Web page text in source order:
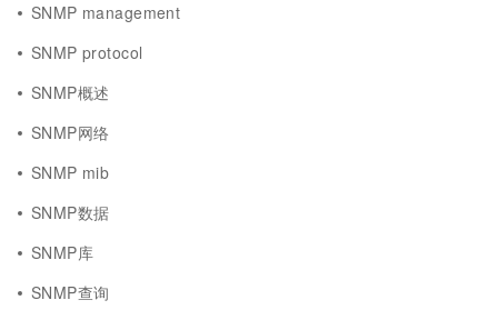
SNMP management
SNMP protocol
SNMP概述
SNMP网络
SNMP mib
SNMP数据
SNMP库
SNMP查询